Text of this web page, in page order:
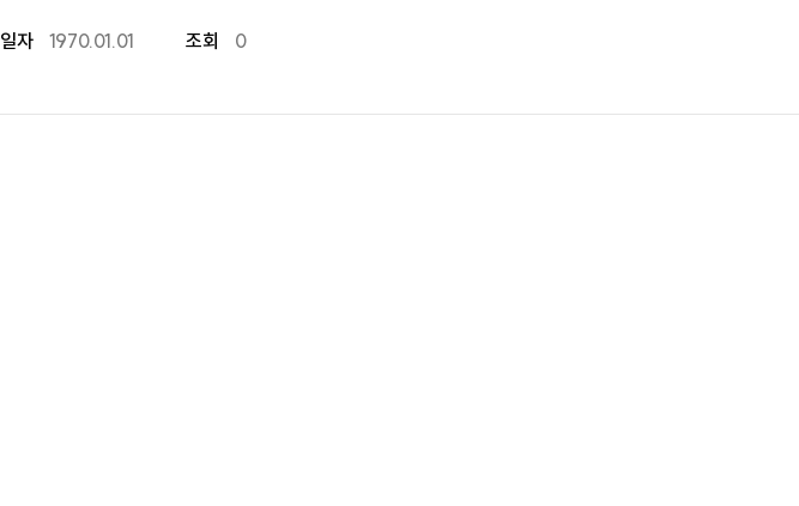
일자 1970.01.01 조회 0